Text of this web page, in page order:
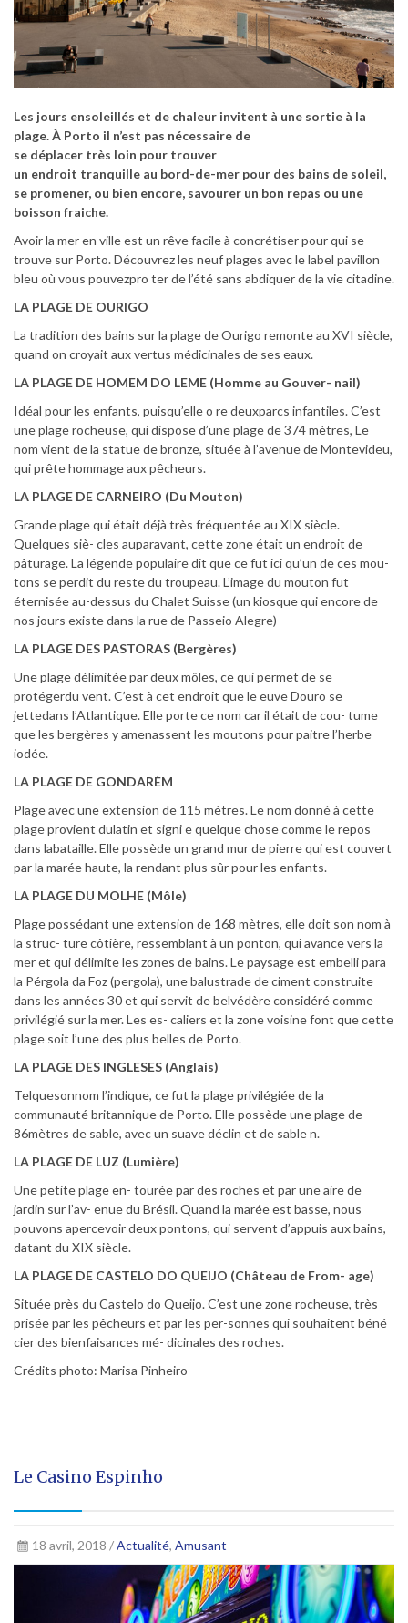
Les jours ensoleillés et de chaleur invitent à une sortie à la
plage. À Porto il n’est pas nécessaire de
se déplacer très loin pour trouver
un endroit tranquille au bord-de-mer pour des bains de soleil,
se promener, ou bien encore, savourer un bon repas ou une
boisson fraiche.
Avoir la mer en ville est un rêve facile à concrétiser pour qui se
trouve sur Porto. Découvrez les neuf plages avec le label pavillon
bleu où vous pouvezpro ter de l’été sans abdiquer de la vie citadine.
LA PLAGE DE OURIGO
La tradition des bains sur la plage de Ourigo remonte au XVI siècle,
quand on croyait aux vertus médicinales de ses eaux.
LA PLAGE DE HOMEM DO LEME (Homme au Gouver- nail)
Idéal pour les enfants, puisqu’elle o re deuxparcs infantiles. C’est
une plage rocheuse, qui dispose d’une plage de 374 mètres, Le
nom vient de la statue de bronze, située à l’avenue de Montevideu,
qui prête hommage aux pêcheurs.
LA PLAGE DE CARNEIRO (Du Mouton)
Grande plage qui était déjà très fréquentée au XIX siècle.
Quelques siè- cles auparavant, cette zone était un endroit de
pâturage. La légende populaire dit que ce fut ici qu’un de ces mou-
tons se perdit du reste du troupeau. L’image du mouton fut
éternisée au-dessus du Chalet Suisse (un kiosque qui encore de
nos jours existe dans la rue de Passeio Alegre)
LA PLAGE DES PASTORAS (Bergères)
Une plage délimitée par deux môles, ce qui permet de se
protégerdu vent. C’est à cet endroit que le euve Douro se
jettedans l’Atlantique. Elle porte ce nom car il était de cou- tume
que les bergères y amenassent les moutons pour paitre l’herbe
iodée.
LA PLAGE DE GONDARÉM
Plage avec une extension de 115 mètres. Le nom donné à cette
plage provient dulatin et signi e quelque chose comme le repos
dans labataille. Elle possède un grand mur de pierre qui est couvert
par la marée haute, la rendant plus sûr pour les enfants.
LA PLAGE DU MOLHE (Môle)
Plage possédant une extension de 168 mètres, elle doit son nom à
la struc- ture côtière, ressemblant à un ponton, qui avance vers la
mer et qui délimite les zones de bains. Le paysage est embelli para
la Pérgola da Foz (pergola), une balustrade de ciment construite
dans les années 30 et qui servit de belvédère considéré comme
privilégié sur la mer. Les es- caliers et la zone voisine font que cette
plage soit l’une des plus belles de Porto.
LA PLAGE DES INGLESES (Anglais)
Telquesonnom l’indique, ce fut la plage privilégiée de la
communauté britannique de Porto. Elle possède une plage de
86mètres de sable, avec un suave déclin et de sable n.
LA PLAGE DE LUZ (Lumière)
Une petite plage en- tourée par des roches et par une aire de
jardin sur l’av- enue du Brésil. Quand la marée est basse, nous
pouvons apercevoir deux pontons, qui servent d’appuis aux bains,
datant du XIX siècle.
LA PLAGE DE CASTELO DO QUEIJO (Château de From- age)
Située près du Castelo do Queijo. C’est une zone rocheuse, très
prisée par les pêcheurs et par les per-sonnes qui souhaitent béné
cier des bienfaisances mé- dicinales des roches.
Crédits photo: Marisa Pinheiro
Le Casino Espinho
18 avril, 2018 /Actualité, Amusant